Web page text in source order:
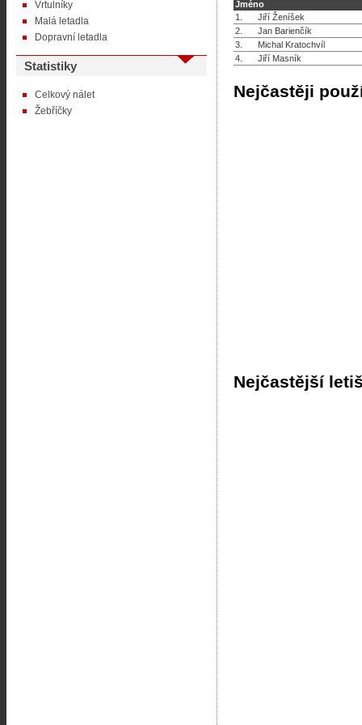
Vrtulníky
Malá letadla
Dopravní letadla
Statistiky
Celkový nálet
Žebříčky
Jméno
1.
Jiří Ženíšek
2.
Jan Barienčík
3.
Michal Kratochvíl
4.
Jiří Masník
Nejčastěji
Nejčastější